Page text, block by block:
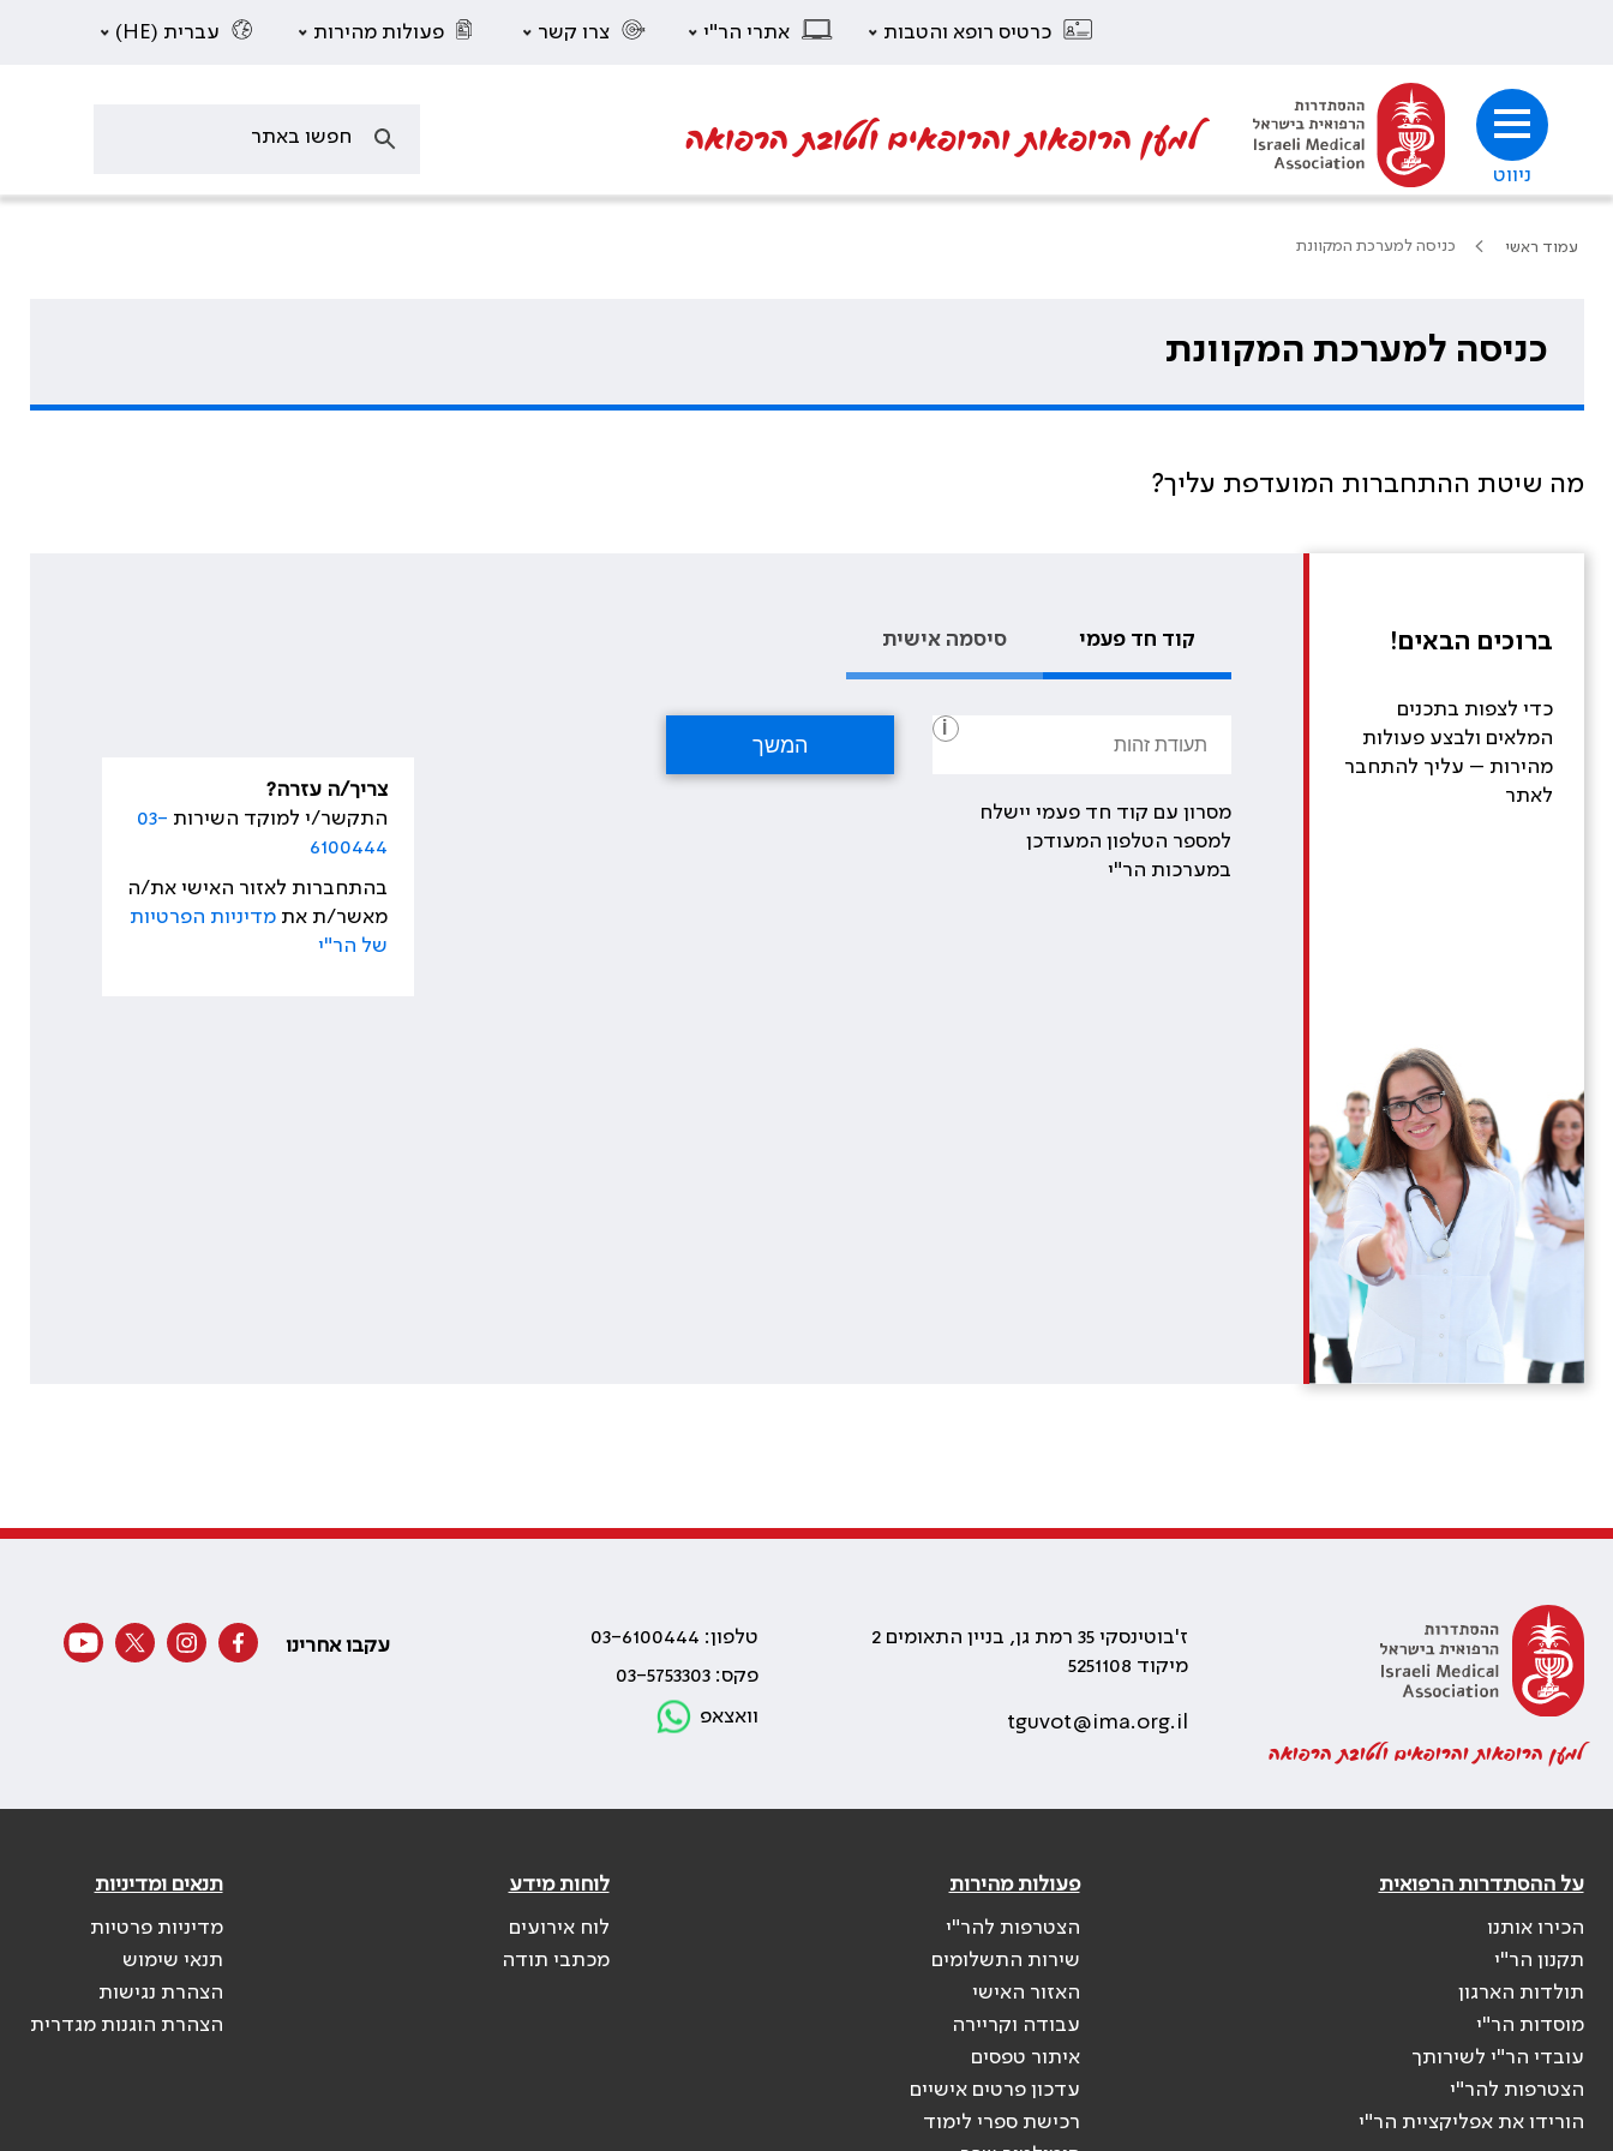
כרטיס רופא והטבות אתרי הר"י צרו קשר פעולות מהירות עברית (HE)
ניווט
למען הרופאות והרופאים ולטובת הרפואה
עמוד ראשי כניסה למערכת המקוונת
כניסה למערכת המקוונת
מה שיטת ההתחברות המועדפת עליך?
ברוכים הבאים!
כדי לצפות בתכנים
המלאים ולבצע פעולות
מהירות – עליך להתחבר
לאתר
קוד חד פעמי סיסמה אישית
i
מסרון עם קוד חד פעמי יישלח
למספר הטלפון המעודכן
במערכות הר"י
צריך/ה עזרה?
התקשר/י למוקד השירות 03-
6100444
בהתחברות לאזור האישי את/ה
מאשר/ת אתמדיניות הפרטיות
של הר"י
למען הרופאות והרופאים ולטובת הרפואה
ז'בוטינסקי 35 רמת גן, בניין התאומים 2
מיקוד 5251108
tguvot@ima.org.il
טלפון: 03-6100444
פקס: 03-5753303
וואצאפ
עקבו אחרינו
על ההסתדרות הרפואית
הכירו אותנו
תקנון הר"י
תולדות הארגון
מוסדות הר"י
עובדי הר"י לשירותך
הצטרפות להר"י
הורידו את אפליקציית הר"י
פעולות מהירות
הצטרפות להר"י
שירות התשלומים
האזור האישי
עבודה וקריירה
איתור טפסים
עדכון פרטים אישיים
רכישת ספרי לימוד
לוחות מידע
לוח אירועים
מכתבי תודה
תנאים ומדיניות
מדיניות פרטיות
תנאי שימוש
הצהרת נגישות
הצהרת הוגנות מגדרית